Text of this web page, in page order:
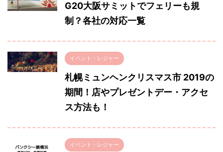
G20大阪サミットでフェリーも規
制？各社の対応一覧
イベント・レジャー
札幌ミュンヘンクリスマス市 2019の
期間！店やプレゼントデー・アクセ
ス方法も！
イベント・レジャー